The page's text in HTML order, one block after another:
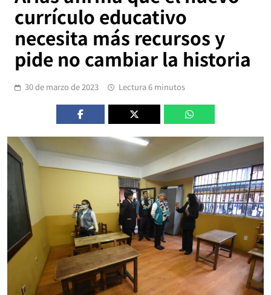
currículo educativo
necesita más recursos y
pide no cambiar la historia
30 de marzo de 2023 Lectura 6 minutos